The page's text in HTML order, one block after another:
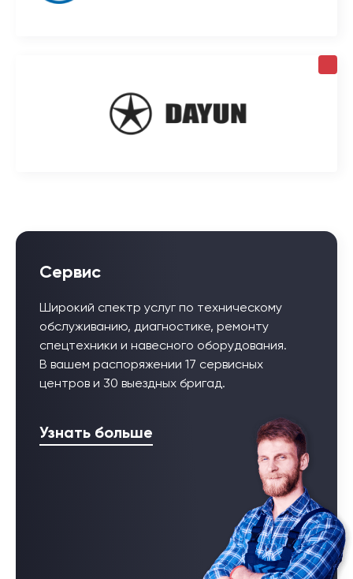
Сервис
Широкий спектр услуг по техническому
обслуживанию, диагностике, ремонту
спецтехники и навесного оборудования.
В вашем распоряжении 17 сервисных
центров и 30 выездных бригад.
Узнать больше